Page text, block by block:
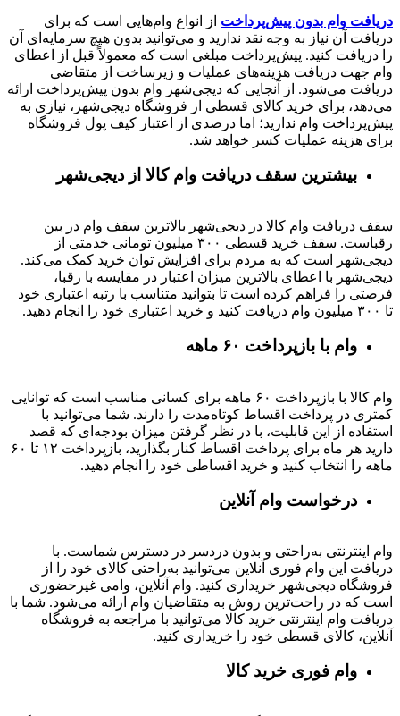
دریافت وام بدون پیش‌پرداخت از انواع وام‌هایی است که برای
دریافت آن نیاز به وجه نقد ندارید و می‌توانید بدون هیچ سرمایه‌ای آن
را دریافت کنید. پیش‌پرداخت مبلغی است که معمولاً قبل از اعطای
وام جهت دریافت هزینه‌های عملیات و زیرساخت از متقاضی
دریافت می‌شود. از آنجایی که دیجی‌شهر وام بدون پیش‌پرداخت ارائه
می‌دهد، برای خرید کالای قسطی از فروشگاه دیجی‌شهر، نیازی به
پیش‌پرداخت وام ندارید؛ اما درصدی از اعتبار کیف پول فروشگاه
برای هزینه عملیات کسر خواهد شد.
بیشترین سقف دریافت وام کالا از دیجی‌شهر
سقف دریافت وام کالا در دیجی‌شهر بالاترین سقف وام در بین
رقباست. سقف خرید قسطی ۳۰۰ میلیون تومانی خدمتی از
دیجی‌شهر است که به مردم برای افزایش توان خرید کمک می‌کند.
دیجی‌شهر با اعطای بالاترین میزان اعتبار در مقایسه با رقبا،
فرصتی را فراهم کرده است تا بتوانید متناسب با رتبه اعتباری خود
تا ۳۰۰ میلیون وام دریافت کنید و خرید اعتباری خود را انجام دهید.
وام با بازپرداخت ۶۰ ماهه
وام کالا با بازپرداخت ۶۰ ماهه برای کسانی مناسب است که توانایی
کمتری در پرداخت اقساط کوتاه‌مدت را دارند. شما می‌توانید با
استفاده از این قابلیت، با در نظر گرفتن میزان بودجه‌ای که قصد
دارید هر ماه برای پرداخت اقساط کنار بگذارید، بازپرداخت ۱۲ تا ۶۰
ماهه را انتخاب کنید و خرید اقساطی خود را انجام دهید.
درخواست وام آنلاین
وام اینترنتی به‌راحتی و بدون دردسر در دسترس شماست. با
دریافت این وام فوری آنلاین می‌توانید به‌راحتی کالای خود را از
فروشگاه دیجی‌شهر خریداری کنید. وام آنلاین، وامی غیرحضوری
است که در راحت‌ترین روش به متقاضیان وام ارائه می‌شود. شما با
دریافت وام اینترنتی خرید کالا می‌توانید با مراجعه به فروشگاه
آنلاین، کالای قسطی خود را خریداری کنید.
وام فوری خرید کالا